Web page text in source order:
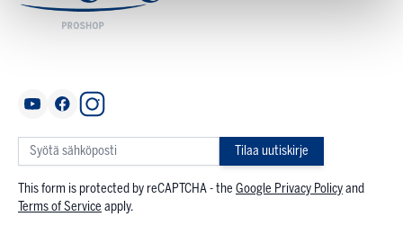
Tilaa uutiskirje
This form is protected by reCAPTCHA - the Google Privacy Policyand
Terms of Service apply.